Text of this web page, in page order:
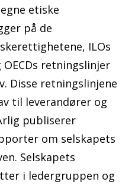
etiske
på de
ILOs
retningslinjer
Disse retningslinjene
til leverandører og
publiserer
om selskapets
Selskapets
i ledergruppen og